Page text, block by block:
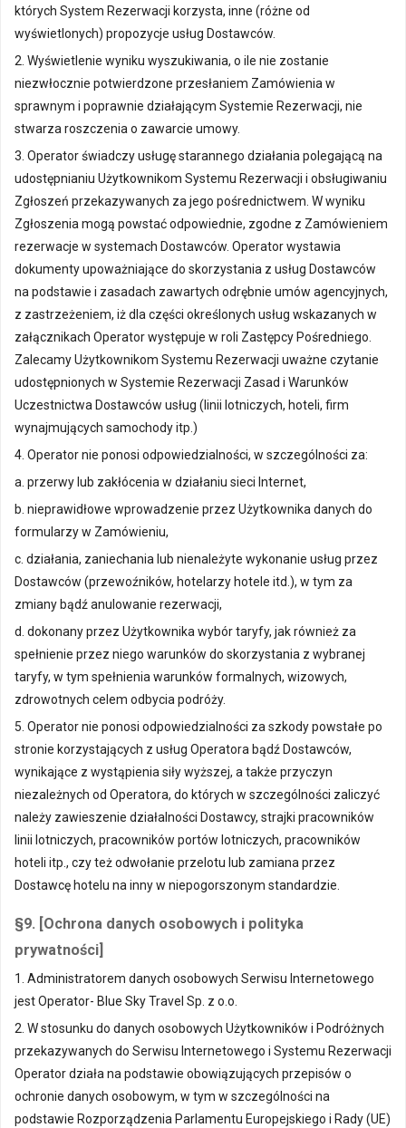
których System Rezerwacji korzysta, inne (różne od
wyświetlonych) propozycje usług Dostawców.
2. Wyświetlenie wyniku wyszukiwania, o ile nie zostanie
niezwłocznie potwierdzone przesłaniem Zamówienia w
sprawnym i poprawnie działającym Systemie Rezerwacji, nie
stwarza roszczenia o zawarcie umowy.
3. Operator świadczy usługę starannego działania polegającą na
udostępnianiu Użytkownikom Systemu Rezerwacji i obsługiwaniu
Zgłoszeń przekazywanych za jego pośrednictwem. W wyniku
Zgłoszenia mogą powstać odpowiednie, zgodne z Zamówieniem
rezerwacje w systemach Dostawców. Operator wystawia
dokumenty upoważniające do skorzystania z usług Dostawców
na podstawie i zasadach zawartych odrębnie umów agencyjnych,
z zastrzeżeniem, iż dla części określonych usług wskazanych w
załącznikach Operator występuje w roli Zastępcy Pośredniego.
Zalecamy Użytkownikom Systemu Rezerwacji uważne czytanie
udostępnionych w Systemie Rezerwacji Zasad i Warunków
Uczestnictwa Dostawców usług (linii lotniczych, hoteli, firm
wynajmujących samochody itp.)
4. Operator nie ponosi odpowiedzialności, w szczególności za:
a. przerwy lub zakłócenia w działaniu sieci Internet,
b. nieprawidłowe wprowadzenie przez Użytkownika danych do
formularzy w Zamówieniu,
c. działania, zaniechania lub nienależyte wykonanie usług przez
Dostawców (przewoźników, hotelarzy hotele itd.), w tym za
zmiany bądź anulowanie rezerwacji,
d. dokonany przez Użytkownika wybór taryfy, jak również za
spełnienie przez niego warunków do skorzystania z wybranej
taryfy, w tym spełnienia warunków formalnych, wizowych,
zdrowotnych celem odbycia podróży.
5. Operator nie ponosi odpowiedzialności za szkody powstałe po
stronie korzystających z usług Operatora bądź Dostawców,
wynikające z wystąpienia siły wyższej, a także przyczyn
niezależnych od Operatora, do których w szczególności zaliczyć
należy zawieszenie działalności Dostawcy, strajki pracowników
linii lotniczych, pracowników portów lotniczych, pracowników
hoteli itp., czy też odwołanie przelotu lub zamiana przez
Dostawcę hotelu na inny w niepogorszonym standardzie.
§9. [Ochrona danych osobowych i polityka
prywatności]
1. Administratorem danych osobowych Serwisu Internetowego
jest Operator- Blue Sky Travel Sp. z o.o.
2. W stosunku do danych osobowych Użytkowników i Podróżnych
przekazywanych do Serwisu Internetowego i Systemu Rezerwacji
Operator działa na podstawie obowiązujących przepisów o
ochronie danych osobowym, w tym w szczególności na
podstawie Rozporządzenia Parlamentu Europejskiego i Rady (UE)